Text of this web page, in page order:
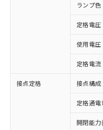
ランプ色
定格電圧
使用電圧
定格電流
接点定格 接点構成
定格通電
開閉能力
ご利用条件
以下の条件をお
ご利用ください。
本サービス
商品の当社
(税抜)を提
当社制御機
対応予定：EU
有に対応した製品
対応予定なし：
非含有に非対応
定はありません。
調査・確認中：
非含有の対応状況
害物質有無と関
※1 中国
「○」：最大均質
基準値以下であ